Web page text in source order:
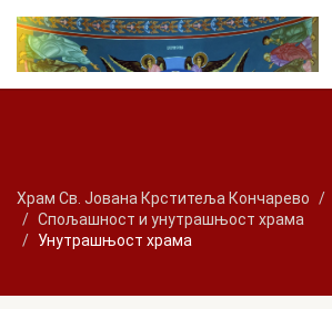
Храм Св. Јована Крститеља Кончарево
Спољашност и унутрашњост храма
Унутрашњост храма